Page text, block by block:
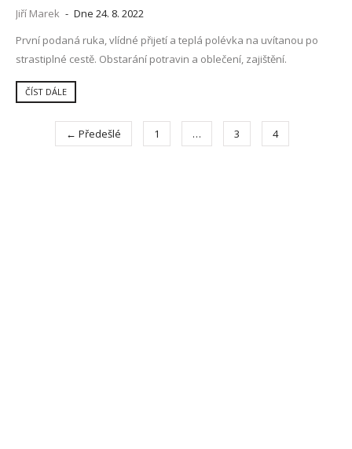
Jiří Marek - Dne 24. 8. 2022
První podaná ruka, vlídné přijetí a teplá polévka na uvítanou po
strastiplné cestě. Obstarání potravin a oblečení, zajištění.
ČÍST DÁLE
← Předešlé 1 … 3 4